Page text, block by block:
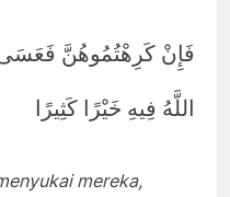
فَإِنْ كَرِهْتُمُوهُنَّ فَعَسَى
اللَّهُ فِيهِ خَيْرًا كَثِيرًا
mereka,